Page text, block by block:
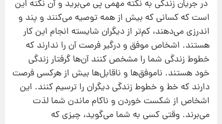
در جریان زندگی به نکته مهمی پی می‌برید و آن نکته این‌
است که کسانی که بیش از همه توصیه می‌کنند و پند و
اندرزی می‌دهند، کم‌تر از دیگران شایسته انجام این کار
هستند. اشخاص موفق و درگیر فرصت آن‌ را ندارند که
خطوط زندگی شما را مشخص کنند آن‌ها گرفتار زندگی
خود هستند. ناموفق‌ها و ناقابل‌ها بیش از هرکسی فرصت
دارند که خط و خطوط زندگی دیگران را ترسیم کنند. این
اشخاص از شکست خوردن و ناکام ماندن شما لذت
می‌برند. وقتی کسی به شما می‌گوید، چیزی که